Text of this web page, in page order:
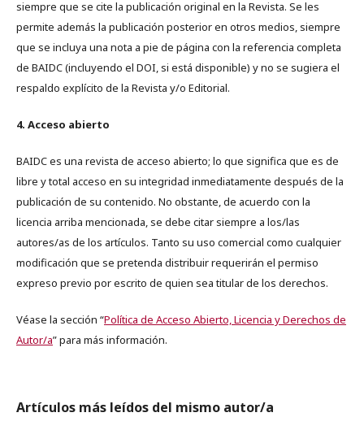
siempre que se cite la publicación original en la Revista. Se les
permite además la publicación posterior en otros medios, siempre
que se incluya una nota a pie de página con la referencia completa
de BAIDC (incluyendo el DOI, si está disponible) y no se sugiera el
respaldo explícito de la Revista y/o Editorial.
4. Acceso abierto
BAIDC es una revista de acceso abierto; lo que significa que es de
libre y total acceso en su integridad inmediatamente después de la
publicación de su contenido. No obstante, de acuerdo con la
licencia arriba mencionada, se debe citar siempre a los/las
autores/as de los artículos. Tanto su uso comercial como cualquier
modificación que se pretenda distribuir requerirán el permiso
expreso previo por escrito de quien sea titular de los derechos.
Véase la sección “Política de Acceso Abierto, Licencia y Derechos de
Autor/a” para más información.
Artículos más leídos del mismo autor/a